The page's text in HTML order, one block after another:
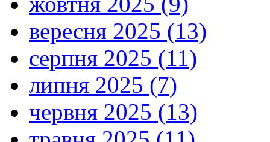
вересня 2025 (13)
серпня 2025 (11)
липня 2025 (7)
червня 2025 (13)